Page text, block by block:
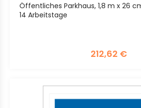
Öffentliches Parkhaus, 1,8 m x 26
14 Arbeitstage
212,62 €